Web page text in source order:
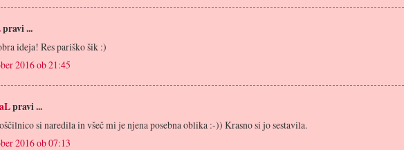
pravi ...
ideja! Res pariško šik :)
2016 ob 21:45
pravi ...
si naredila in všeč mi je njena posebna oblika :-)) Krasno si jo sestavila.
2016 ob 07:13